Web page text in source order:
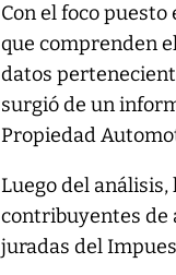
Con el foco
que comprenden
datos
surgió de un
Propiedad
Luego del
contribuyentes de
juradas del